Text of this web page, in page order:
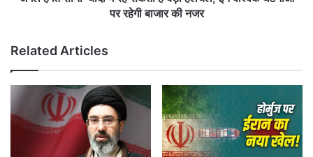
रा
ह
ना
दु
स
क
ती
ब
पर रहेगी बाजार की नजर
Related Articles